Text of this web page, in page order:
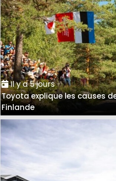
Il y a 5 jours
Toyota explique les causes
Finlande